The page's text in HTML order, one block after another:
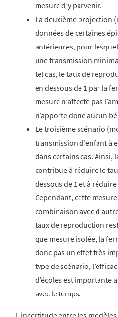
mesure d’y parvenir.
La deuxième projection
données de certaines
antérieures, pour
une transmission
tel cas, le taux de
en dessous de 1 par la
mesure n’affecte pas
n’apporte donc aucun
Le troisième scénario
transmission d’enfant à
dans certains cas. Ainsi,
contribue à réduire le
dessous de 1 et à
Cependant, cette
combinaison avec
taux de reproduction
que mesure isolée, la
donc pas un effet très
type de scénario,
d’écoles est importante
avec le temps.